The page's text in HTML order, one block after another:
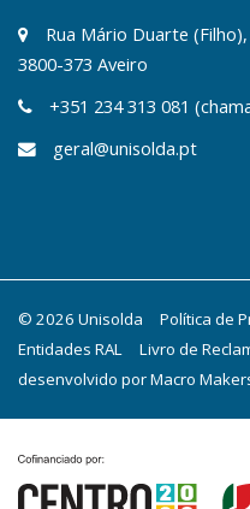
Rua Mário Duarte
3800-373 Aveiro
+351 234 313 081
geral@unisolda.pt
© 2026 Unisolda Política de
Entidades RAL
Livro de
desenvolvido porMacro